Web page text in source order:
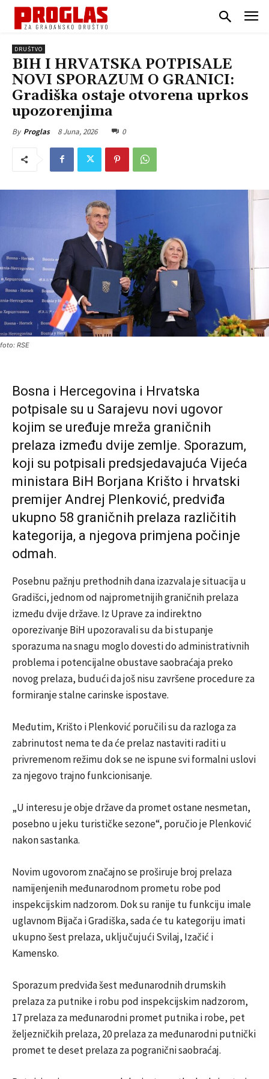
DRUŠTVO
BIH I HRVATSKA POTPISALE
NOVI SPORAZUM O GRANICI:
Gradiška ostaje otvorena uprkos
upozorenjima
By Proglas 8 Juna, 2026 0
foto: RSE
Bosna i Hercegovina i Hrvatska
potpisale su u Sarajevu novi ugovor
kojim se uređuje mreža graničnih
prelaza između dvije zemlje. Sporazum,
koji su potpisali predsjedavajuća Vijeća
ministara BiH Borjana Krišto i hrvatski
premijer Andrej Plenković, predviđa
ukupno 58 graničnih prelaza različitih
kategorija, a njegova primjena počinje
odmah.
Posebnu pažnju prethodnih dana izazvala je situacija u
Gradišci, jednom od najprometnijih graničnih prelaza
između dvije države. Iz Uprave za indirektno
oporezivanje BiH upozoravali su da bi stupanje
sporazuma na snagu moglo dovesti do administrativnih
problema i potencijalne obustave saobraćaja preko
novog prelaza, budući da još nisu završene procedure za
formiranje stalne carinske ispostave.
Međutim, Krišto i Plenković poručili su da razloga za
zabrinutost nema te da će prelaz nastaviti raditi u
privremenom režimu dok se ne ispune svi formalni uslovi
za njegovo trajno funkcionisanje.
„U interesu je obje države da promet ostane nesmetan,
posebno u jeku turističke sezone“, poručio je Plenković
nakon sastanka.
Novim ugovorom značajno se proširuje broj prelaza
namijenjenih međunarodnom prometu robe pod
inspekcijskim nadzorom. Dok su ranije tu funkciju imale
uglavnom Bijača i Gradiška, sada će tu kategoriju imati
ukupno šest prelaza, uključujući Svilaj, Izačić i
Kamensko.
Sporazum predviđa šest međunarodnih drumskih
prelaza za putnike i robu pod inspekcijskim nadzorom,
17 prelaza za međunarodni promet putnika i robe, pet
željezničkih prelaza, 20 prelaza za međunarodni putnički
promet te deset prelaza za pogranični saobraćaj.